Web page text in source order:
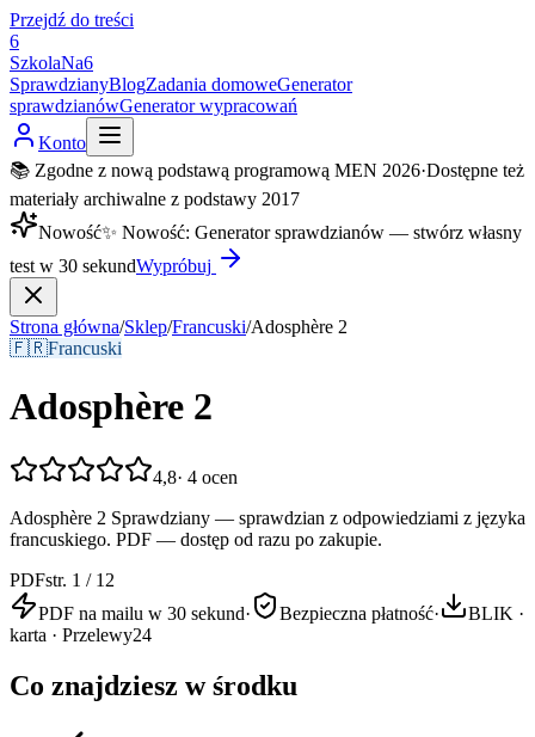
Przejdź do treści
6
SzkolaNa6
SprawdzianyBlogZadania domoweGenerator
sprawdzianówGenerator wypracowań
Konto
📚 Zgodne z nową podstawą programową MEN 2026·Dostępne też
materiały archiwalne z podstawy 2017
Nowość✨ Nowość: Generator sprawdzianów — stwórz własny
test w 30 sekundWypróbuj
Strona główna/Sklep/Francuski/Adosphère 2
🇫🇷Francuski
Adosphère 2
4,8· 4 ocen
Adosphère 2 Sprawdziany — sprawdzian z odpowiedziami z języka
francuskiego. PDF — dostęp od razu po zakupie.
PDFstr. 1 / 12
PDF na mailu w 30 sekund· Bezpieczna płatność·
BLIK ·
karta · Przelewy24
Co znajdziesz w środku